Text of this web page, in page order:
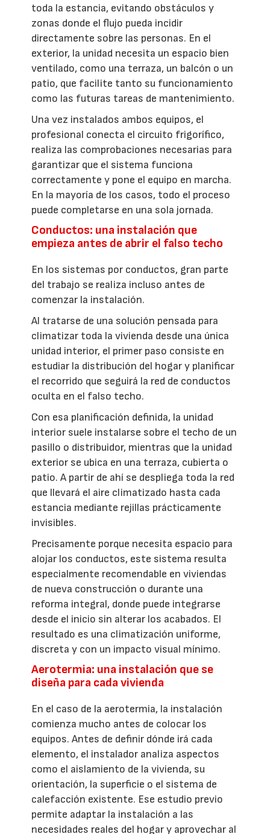
toda la estancia, evitando obstáculos y
zonas donde el flujo pueda incidir
directamente sobre las personas. En el
exterior, la unidad necesita un espacio bien
ventilado, como una terraza, un balcón o un
patio, que facilite tanto su funcionamiento
como las futuras tareas de mantenimiento.
Una vez instalados ambos equipos, el
profesional conecta el circuito frigorífico,
realiza las comprobaciones necesarias para
garantizar que el sistema funciona
correctamente y pone el equipo en marcha.
En la mayoría de los casos, todo el proceso
puede completarse en una sola jornada.
Conductos: una instalación que
empieza antes de abrir el falso techo
En los sistemas por conductos, gran parte
del trabajo se realiza incluso antes de
comenzar la instalación.
Al tratarse de una solución pensada para
climatizar toda la vivienda desde una única
unidad interior, el primer paso consiste en
estudiar la distribución del hogar y planificar
el recorrido que seguirá la red de conductos
oculta en el falso techo.
Con esa planificación definida, la unidad
interior suele instalarse sobre el techo de un
pasillo o distribuidor, mientras que la unidad
exterior se ubica en una terraza, cubierta o
patio. A partir de ahí se despliega toda la red
que llevará el aire climatizado hasta cada
estancia mediante rejillas prácticamente
invisibles.
Precisamente porque necesita espacio para
alojar los conductos, este sistema resulta
especialmente recomendable en viviendas
de nueva construcción o durante una
reforma integral, donde puede integrarse
desde el inicio sin alterar los acabados. El
resultado es una climatización uniforme,
discreta y con un impacto visual mínimo.
Aerotermia: una instalación que se
diseña para cada vivienda
En el caso de la aerotermia, la instalación
comienza mucho antes de colocar los
equipos. Antes de definir dónde irá cada
elemento, el instalador analiza aspectos
como el aislamiento de la vivienda, su
orientación, la superficie o el sistema de
calefacción existente. Ese estudio previo
permite adaptar la instalación a las
necesidades reales del hogar y aprovechar al